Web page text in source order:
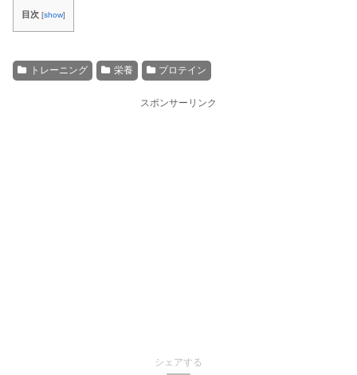
目次 [show]
トレーニング 栄養 プロテイン
スポンサーリンク
シェアする